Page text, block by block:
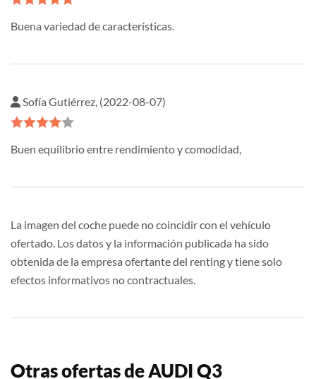
Buena variedad de características.
Sofía Gutiérrez, (2022-08-07)
Buen equilibrio entre rendimiento y comodidad,
La imagen del coche puede no coincidir con el vehículo
ofertado. Los datos y la información publicada ha sido
obtenida de la empresa ofertante del renting y tiene solo
efectos informativos no contractuales.
Otras ofertas de AUDI Q3